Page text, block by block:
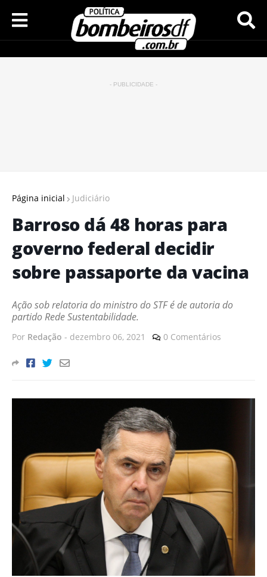
- PUBLICIDADE -
Página inicial Judiciário
Barroso dá 48 horas para
governo federal decidir
sobre passaporte da vacina
Ação sob relatoria do ministro do STF é de autoria do
partido Rede Sustentabilidade.
Por Redação - dezembro 06, 2021 0 Comentários